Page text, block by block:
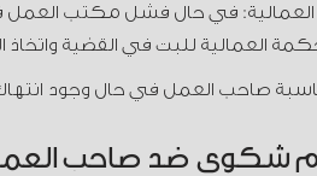
العمالية: في حال فشل مكتب
العمالية للبت في القضية واتخاذ
صاحب العمل في حال وجود
شكوى ضد صاحب